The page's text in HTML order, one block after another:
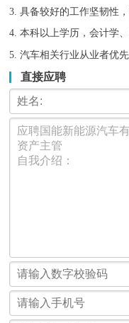
3. 具备较好的工作坚韧性
4. 本科以上学历，会计学
5. 汽车相关行业从业者优先
直接应聘